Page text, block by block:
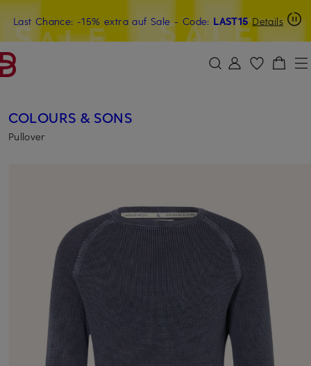
ZUM HAUPTINHALT ÜBERSPRINGEN ZUM SUCHFELD ÜBERSPRINGEN
Last Chance: -15% extra auf Sale- Code: LAST15 Details
20€-Willkommensgutschein mit Beyond sichern
COLOURS & SONS
Pullover